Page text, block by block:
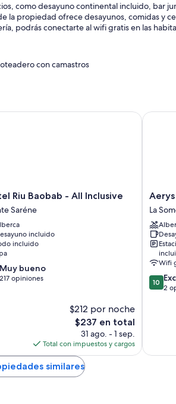
como desayuno continental incluido, bar
la propiedad ofrece desayunos, comidas y
podrás conectarte al wifi gratis en las
con camastros
sala de juntas y caja de seguridad
de 60 cm con canales de televisión
limpieza diario y escritorios
Riu Baobab - All Inclusive
Saréne
incluido
incluido
Muy bueno
217 opiniones
$212 por noche
El
precio
actual
es
de
$237
$237 en total
31 ago. - 1 sep.
Total con impuestos y cargos
Baobab - All Inclusive
Aerys
Village
La
La
Wifi
10.0
de
10
2
Aerys
similares